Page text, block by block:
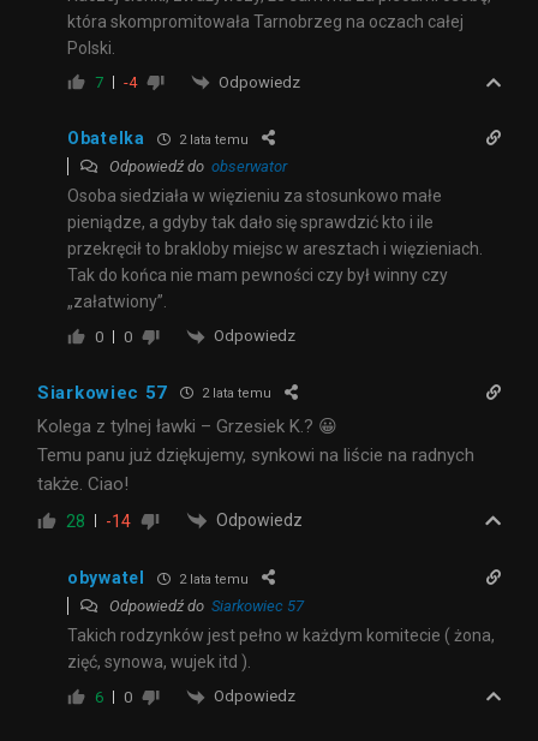
która skompromitowała Tarnobrzeg na oczach całej
Polski.
7 -4 Odpowiedz
Obatelka 2 lata temu
Odpowiedź do obserwator
Osoba siedziała w więzieniu za stosunkowo małe
pieniądze, a gdyby tak dało się sprawdzić kto i ile
przekręcił to brakloby miejsc w aresztach i więzieniach.
Tak do końca nie mam pewności czy był winny czy
„załatwiony”.
0 0 Odpowiedz
Siarkowiec 57 2 lata temu
Kolega z tylnej ławki – Grzesiek K.? 😀
Temu panu już dziękujemy, synkowi na liście na radnych
także. Ciao!
28 -14 Odpowiedz
obywatel 2 lata temu
Odpowiedź do Siarkowiec 57
Takich rodzynków jest pełno w każdym komitecie ( żona,
zięć, synowa, wujek itd ).
6 0 Odpowiedz